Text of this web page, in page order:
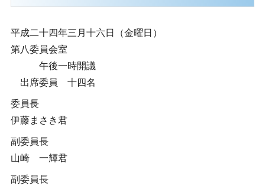
平成二十四年三月十六日（金曜日）
第八委員会室
午後一時開議
出席委員 十四名
委員長
伊藤まさき君
副委員長
山崎 一輝君
副委員長